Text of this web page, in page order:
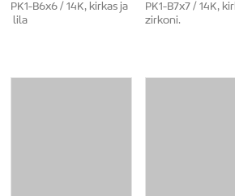
PK1-B6x6 / 14K, kirkas ja
lila
PK1-B7x7 / 14K,
zirkoni.